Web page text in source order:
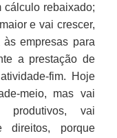
cálculo rebaixado;
e vai crescer,
empresas para
a prestação de
fim. Hoje
meio, mas vai
produtivos, vai
direitos, porque